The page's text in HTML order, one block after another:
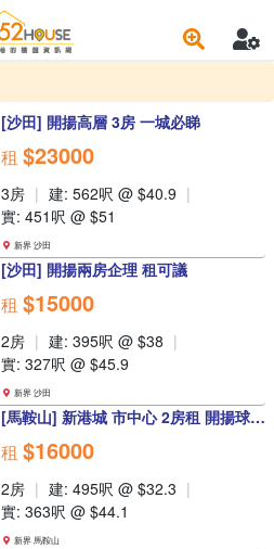
[沙田] 開揚高層 3房 一城必睇
租 $23000
3房
建: 562呎 @ $40.9
實: 451呎 @ $51
新界 沙田
[沙田] 開揚兩房企理 租可議
租 $15000
2房
建: 395呎 @ $38
實: 327呎 @ $45.9
新界 沙田
[馬鞍山] 新港城 市中心 2房租 開揚球場景 有裝 ! (已租)
租 $16000
2房
建: 495呎 @ $32.3
實: 363呎 @ $44.1
新界 馬鞍山